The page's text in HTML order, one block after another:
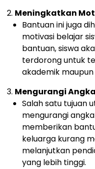
Meningkatkan
Bantuan ini juga
motivasi belajar
bantuan, siswa
terdorong untuk
akademik
Mengurangi
Salah satu tujuan
mengurangi
memberikan
keluarga kurang
melanjutkan
yang lebih tinggi.